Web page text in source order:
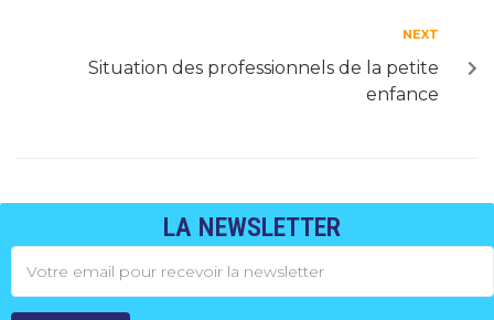
NEXT
Situation des professionnels de la petite
enfance
LA NEWSLETTER